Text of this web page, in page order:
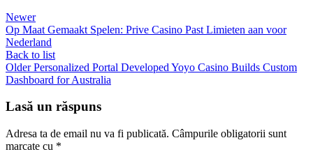
Newer
Op Maat Gemaakt Spelen: Prive Casino Past Limieten aan voor
Nederland
Back to list
Older Personalized Portal Developed Yoyo Casino Builds Custom
Dashboard for Australia
Lasă un răspuns
Adresa ta de email nu va fi publicată. Câmpurile obligatorii sunt
marcate cu *